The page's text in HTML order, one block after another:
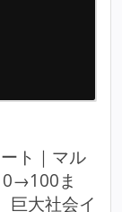
ト｜マル
ま
巨大社会イ